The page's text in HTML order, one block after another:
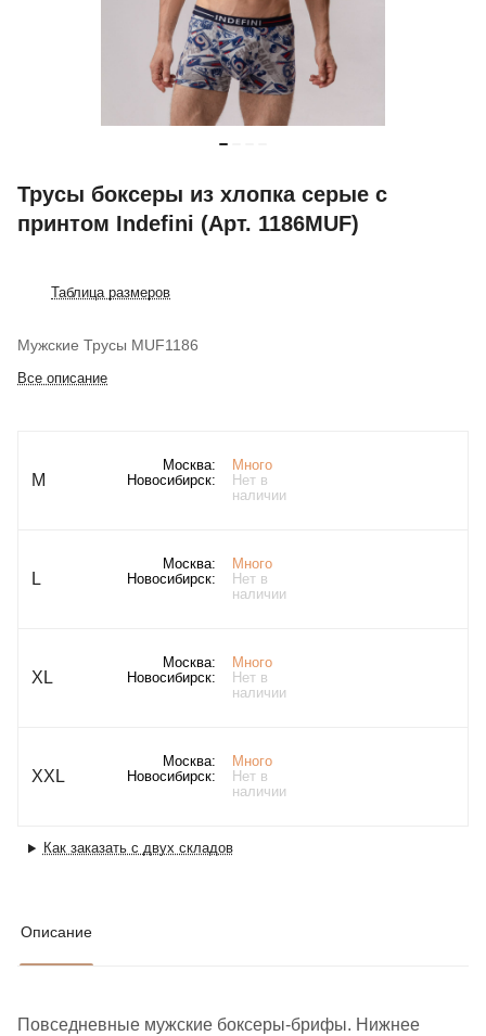
Трусы боксеры из хлопка серые с
принтом Indefini (Арт. 1186MUF)
Таблица размеров
Мужские Трусы MUF1186
Все описание
M
Москва:
Много
Новосибирск:
Нет в
наличии
L
Москва:
Много
Новосибирск:
Нет в
наличии
XL
Москва:
Много
Новосибирск:
Нет в
наличии
XXL
Москва:
Много
Новосибирск:
Нет в
наличии
Как заказать с двух складов
Описание
Повседневные мужские боксеры-брифы. Нижнее